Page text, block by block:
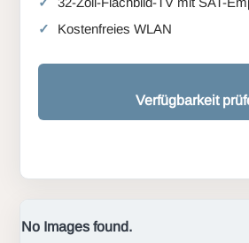
Kostenfreies WLAN
Verfügbarkeit
No Images found.